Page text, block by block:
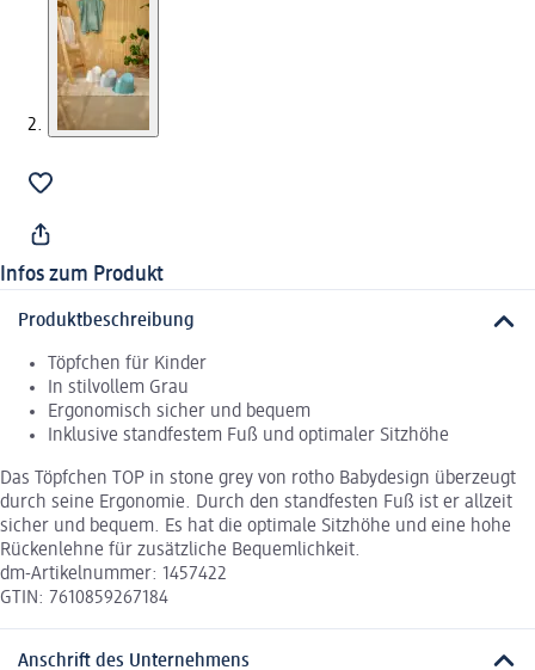
Infos zum Produkt
Produktbeschreibung
Töpfchen für Kinder
In stilvollem Grau
Ergonomisch sicher und bequem
Inklusive standfestem Fuß und optimaler Sitzhöhe
Das Töpfchen TOP in stone grey von rotho Babydesign überzeugt
durch seine Ergonomie. Durch den standfesten Fuß ist er allzeit
sicher und bequem. Es hat die optimale Sitzhöhe und eine hohe
Rückenlehne für zusätzliche Bequemlichkeit.
dm-Artikelnummer: 1457422
GTIN: 7610859267184
Anschrift des Unternehmens